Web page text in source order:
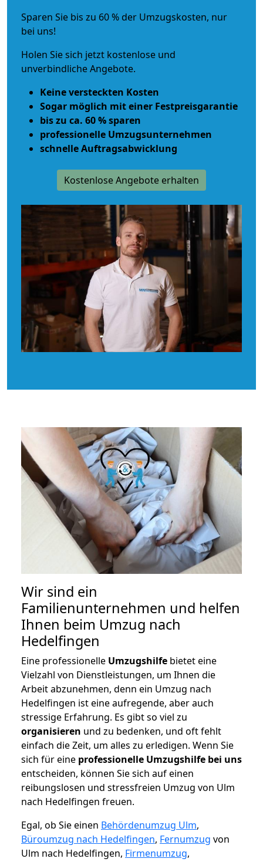
Sparen Sie bis zu 60 % der Umzugskosten, nur
bei uns!
Holen Sie sich jetzt kostenlose und
unverbindliche Angebote.
Keine versteckten Kosten
Sogar möglich mit einer Festpreisgarantie
bis zu ca. 60 % sparen
professionelle Umzugsunternehmen
schnelle Auftragsabwicklung
Kostenlose Angebote erhalten
Wir sind ein
Familienunternehmen und helfen
Ihnen beim Umzug nach
Hedelfingen
Eine professionelle Umzugshilfe bietet eine
Vielzahl von Dienstleistungen, um Ihnen die
Arbeit abzunehmen, denn ein Umzug nach
Hedelfingen ist eine aufregende, aber auch
stressige Erfahrung. Es gibt so viel zu
organisieren und zu bedenken, und oft fehlt
einfach die Zeit, um alles zu erledigen. Wenn Sie
sich für eine professionelle Umzugshilfe bei uns
entscheiden, können Sie sich auf einen
reibungslosen und stressfreien Umzug von Ulm
nach Hedelfingen freuen.
Egal, ob Sie einen Behördenumzug Ulm,
Büroumzug nach Hedelfingen, Fernumzug von
Ulm nach Hedelfingen, Firmenumzug,